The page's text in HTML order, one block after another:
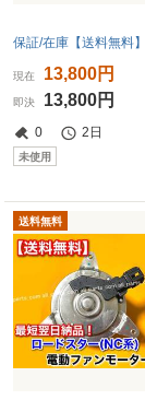
現在 13,800円
即決 13,800円
0 2日
未使用
送料無料